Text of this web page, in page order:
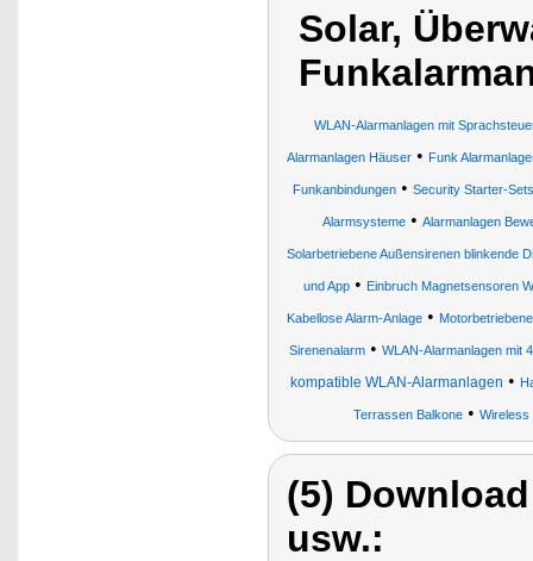
Solar,
WLAN-Alarmanlagen mit
Alarmanlagen Häuser • Funk
Funkanbindungen• Security Starter-
Alarmsysteme• Alarmanlagen
Solarbetriebene Außensirenen blinkende
und App • Einbruch Magnetsensoren
Kabellose Alarm-Anlage•
Sirenenalarm• WLAN-Alarmanlagen mit
kompatible WLAN-Alarmanlagen •
Terrassen Balkone • Wireless
(5)
usw.: